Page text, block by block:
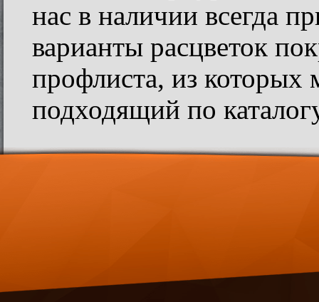
нас в наличии всегда
варианты расцветок
профлиста, из которых
подходящий по